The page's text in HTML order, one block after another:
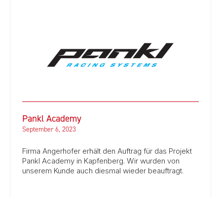
Pankl Academy
September 6, 2023
Firma Angerhofer erhält den Auftrag für das Projekt
Pankl Academy in Kapfenberg. Wir wurden von
unserem Kunde auch diesmal wieder beauftragt.